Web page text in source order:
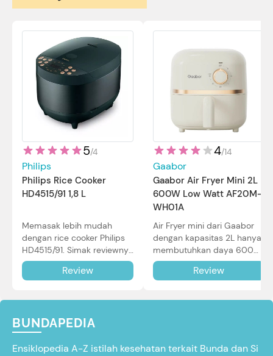
5/4
Philips
Philips Rice Cooker
HD4515/91 1,8 L
Memasak lebih mudah
dengan rice cooker Philips
HD4515/91. Simak reviewnya
di sini.
Review
4/14
Gaabor
Gaabor Air Fryer Mini 2L
600W Low Watt AF20M-
WH01A
Air Fryer mini dari Gaabor
dengan kapasitas 2L hanya
membutuhkan daya 600W
dalam pemakaian. Simak
review selengkapnya di sini.
Review
BUNDAPEDIA
Ensiklopedia A-Z istilah kesehatan terkait Bunda dan Si